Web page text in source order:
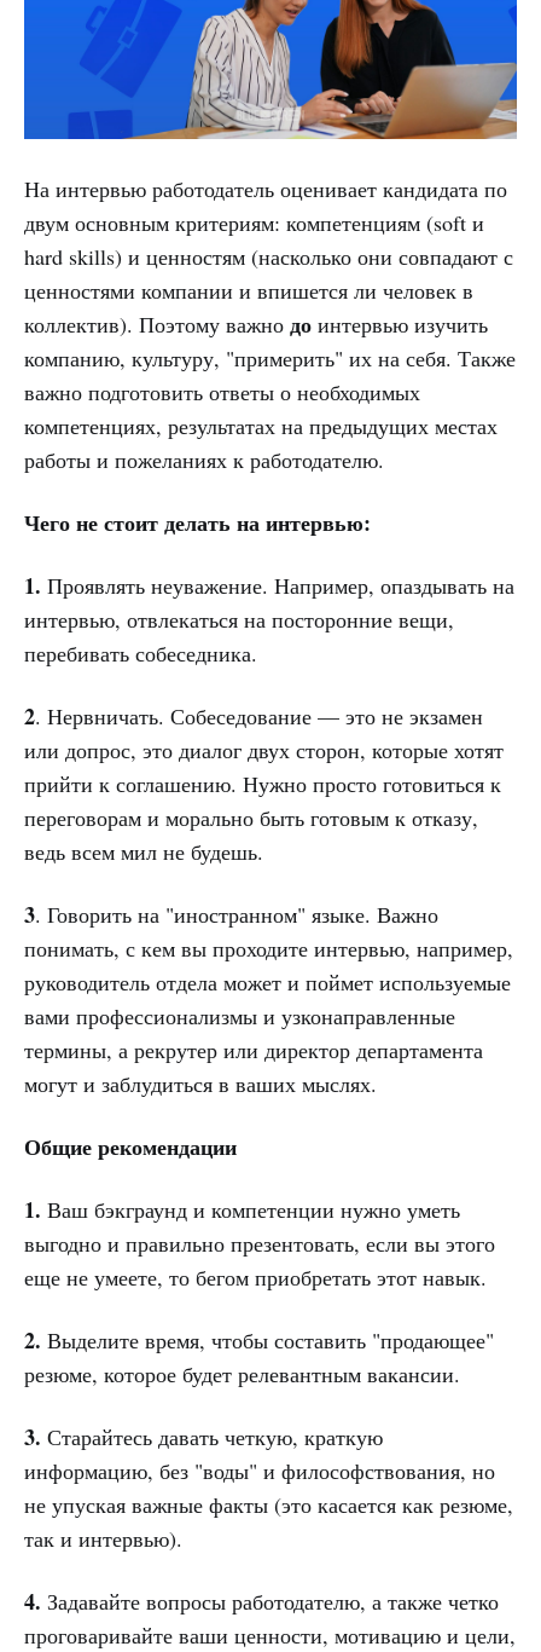
На интервью работодатель оценивает кандидата по
двум основным критериям: компетенциям (soft и
hard skills) и ценностям (насколько они совпадают с
ценностями компании и впишется ли человек в
коллектив). Поэтому важно до интервью изучить
компанию, культуру, "примерить" их на себя. Также
важно подготовить ответы о необходимых
компетенциях, результатах на предыдущих местах
работы и пожеланиях к работодателю.
Чего не стоит делать на интервью:
1. Проявлять неуважение. Например, опаздывать на
интервью, отвлекаться на посторонние вещи,
перебивать собеседника.
2. Нервничать. Собеседование — это не экзамен
или допрос, это диалог двух сторон, которые хотят
прийти к соглашению. Нужно просто готовиться к
переговорам и морально быть готовым к отказу,
ведь всем мил не будешь.
3. Говорить на "иностранном" языке. Важно
понимать, с кем вы проходите интервью, например,
руководитель отдела может и поймет используемые
вами профессионализмы и узконаправленные
термины, а рекрутер или директор департамента
могут и заблудиться в ваших мыслях.
Общие рекомендации
1. Ваш бэкграунд и компетенции нужно уметь
выгодно и правильно презентовать, если вы этого
еще не умеете, то бегом приобретать этот навык.
2. Выделите время, чтобы составить "продающее"
резюме, которое будет релевантным вакансии.
3. Старайтесь давать четкую, краткую
информацию, без "воды" и философствования, но
не упуская важные факты (это касается как резюме,
так и интервью).
4. Задавайте вопросы работодателю, а также четко
проговаривайте ваши ценности, мотивацию и цели,